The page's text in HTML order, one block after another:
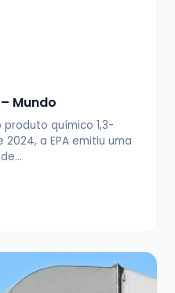
Mundo
produto químico 1,3-
a EPA emitiu uma